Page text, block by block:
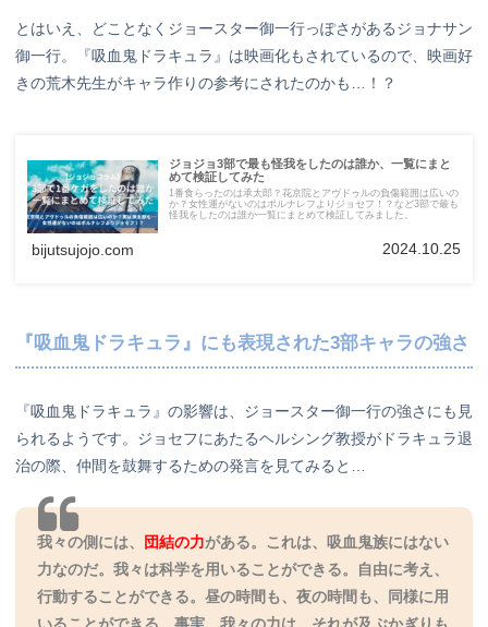
とはいえ、どことなくジョースター御一行っぽさがあるジョナサン
御一行。『吸血鬼ドラキュラ』は映画化もされているので、映画好
きの荒木先生がキャラ作りの参考にされたのかも…！？
ジョジョ3部で最も怪我をしたのは誰か、一覧にまと
めて検証してみた
1番食らったのは承太郎？花京院とアヴドゥルの負傷範囲は広いの
か？女性運がないのはポルナレフよりジョセフ！？など3部で最も
怪我をしたのは誰か一覧にまとめて検証してみました。
bijutsujojo.com 2024.10.25
『吸血鬼ドラキュラ』にも表現された3部キャラの強さ
『吸血鬼ドラキュラ』の影響は、ジョースター御一行の強さにも見
られるようです。ジョセフにあたるヘルシング教授がドラキュラ退
治の際、仲間を鼓舞するための発言を見てみると…
我々の側には、 団結の力がある。これは、吸血鬼族にはない
力なのだ。我々は科学を用いることができる。自由に考え、
行動することができる。昼の時間も、夜の時間も、同様に用